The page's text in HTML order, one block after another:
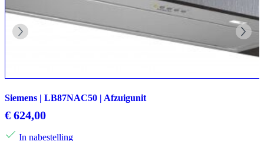
Siemens | LB87NAC50 | Afzuigunit
€ 624,00
In nabestelling